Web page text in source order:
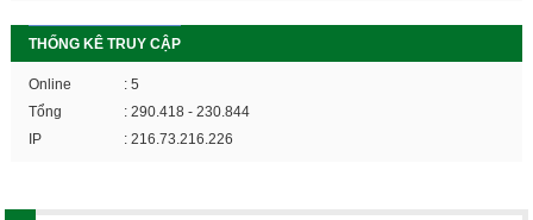
THỐNG KÊ TRUY CẬP
Online
: 5
Tổng
: 290.418 - 230.844
IP
: 216.73.216.226